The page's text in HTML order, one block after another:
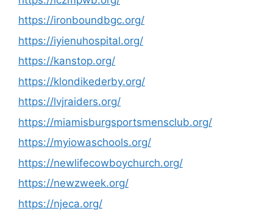
https://ironboundbgc.org/
https://iyienuhospital.org/
https://kanstop.org/
https://klondikederby.org/
https://lvjraiders.org/
https://miamisburgsportsmensclub.org/
https://myiowaschools.org/
https://newlifecowboychurch.org/
https://newzweek.org/
https://njeca.org/